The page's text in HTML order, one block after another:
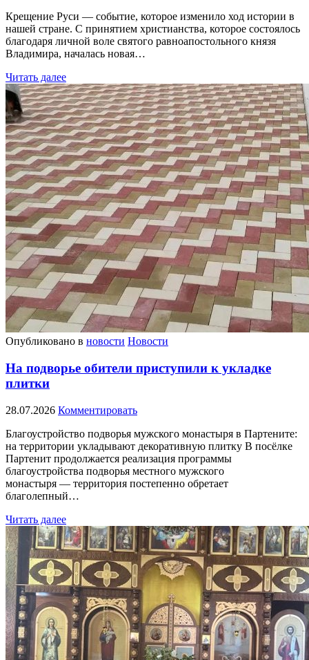
Крещение Руси — событие, которое изменило ход истории в
нашей стране. С принятием христианства, которое состоялось
благодаря личной воле святого равноапостольного князя
Владимира, началась новая…
Читать далее
Опубликовано в новости Новости
На подворье обители приступили к укладке
плитки
28.07.2026 Комментировать
Благоустройство подворья мужского монастыря в Партените:
на территории укладывают декоративную плитку В посёлке
Партенит продолжается реализация программы
благоустройства подворья местного мужского
монастыря — территория постепенно обретает
благолепный…
Читать далее